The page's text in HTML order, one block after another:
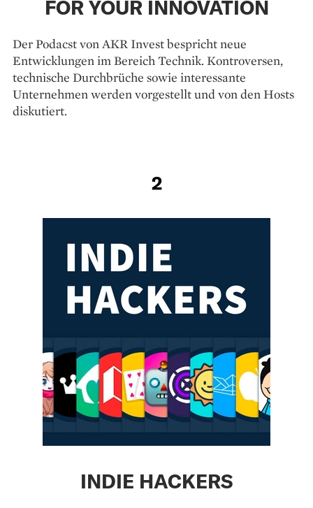
FOR YOUR INNOVATION
Der Podacst von AKR Invest bespricht neue
Entwicklungen im Bereich Technik. Kontroversen,
technische Durchbrüche sowie interessante
Unternehmen werden vorgestellt und von den Hosts
diskutiert.
2
INDIE HACKERS